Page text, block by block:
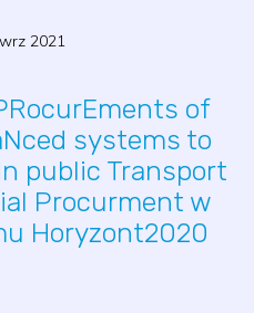
2021
of
systems to
public Transport
Procurment w
Horyzont2020